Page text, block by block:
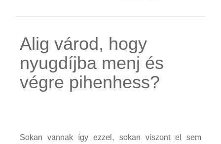
Alig várod, hogy
nyugdíjba menj és
végre pihenhess?
Sokan vannak így ezzel, sokan viszont el sem